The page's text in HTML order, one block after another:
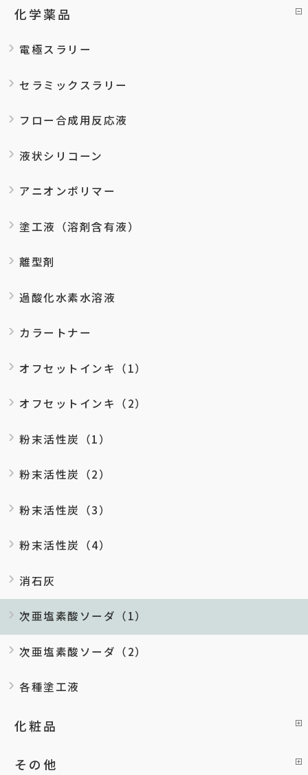
化学薬品
電極スラリー
セラミックスラリー
フロー合成用反応液
液状シリコーン
アニオンポリマー
塗工液（溶剤含有液）
離型剤
過酸化水素水溶液
カラートナー
オフセットインキ（1）
オフセットインキ（2）
粉末活性炭（1）
粉末活性炭（2）
粉末活性炭（3）
粉末活性炭（4）
消石灰
次亜塩素酸ソーダ（1）
次亜塩素酸ソーダ（2）
各種塗工液
化粧品
その他